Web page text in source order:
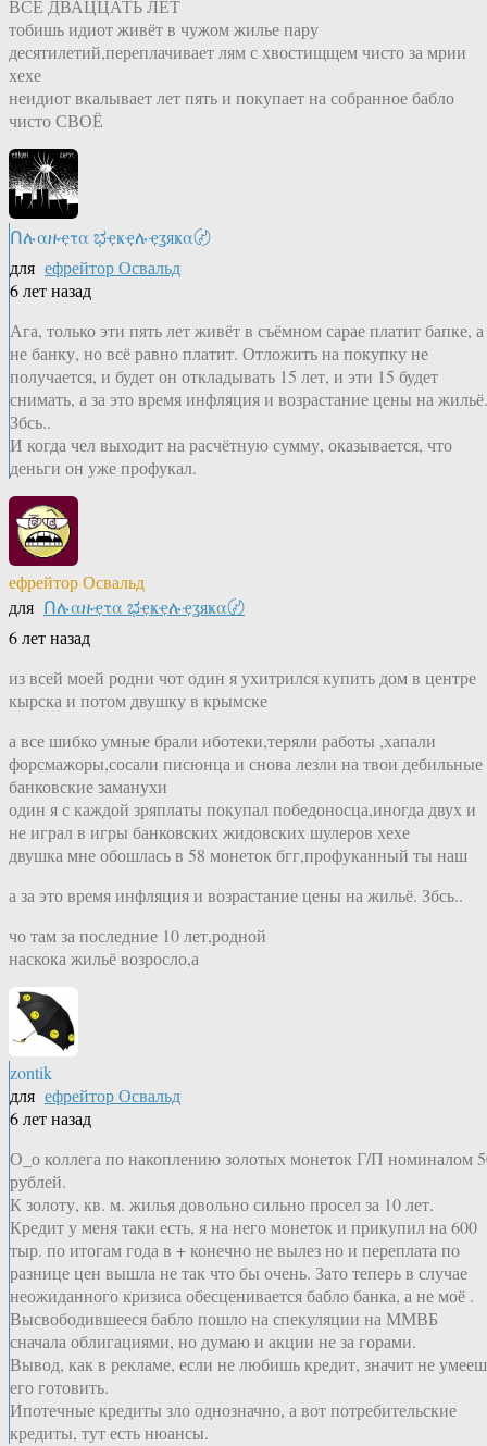
ВСЕ ДВАЦЦАТЬ ЛЕТ
тобишь идиот живёт в чужом жилье пару
десятилетий,переплачивает лям с хвостищщем чисто за мрии
хехе
неидиот вкалывает лет пять и покупает на собранное бабло
чисто СВОЁ
Ոሉαዙҿτα ಭҿҝҿሉҿʓяҝα〄
для ефрейтор Освальд
6 лет назад
Ага, только эти пять лет живёт в съёмном сарае платит бапке, а
не банку, но всё равно платит. Отложить на покупку не
получается, и будет он откладывать 15 лет, и эти 15 будет
снимать, а за это время инфляция и возрастание цены на жильё.
Збсь..
И когда чел выходит на расчётную сумму, оказывается, что
деньги он уже профукал.
ефрейтор Освальд
для Ոሉαዙҿτα ಭҿҝҿሉҿʓяҝα〄
6 лет назад
из всей моей родни чот один я ухитрился купить дом в центре
кырска и потом двушку в крымске
а все шибко умные брали иботеки,теряли работы ,хапали
форсмажоры,сосали писюнца и снова лезли на твои дебильные
банковские заманухи
один я с каждой зряплаты покупал победоносца,иногда двух и
не играл в игры банковских жидовских шулеров хехе
двушка мне обошлась в 58 монеток бгг,профуканный ты наш
а за это время инфляция и возрастание цены на жильё. Збсь..
чо там за последние 10 лет,родной
наскока жильё возросло,а
zontik
для ефрейтор Освальд
6 лет назад
О_о коллега по накоплению золотых монеток Г/П номиналом
рублей.
К золоту, кв. м. жилья довольно сильно просел за 10 лет.
Кредит у меня таки есть, я на него монеток и прикупил на 600
тыр. по итогам года в + конечно не вылез но и переплата по
разнице цен вышла не так что бы очень. Зато теперь в случае
неожиданного кризиса обесценивается бабло банка, а не моё .
Высвободившееся бабло пошло на спекуляции на ММВБ
сначала облигациями, но думаю и акции не за горами.
Вывод, как в рекламе, если не любишь кредит, значит не
его готовить.
Ипотечные кредиты зло однозначно, а вот потребительские
кредиты, тут есть нюансы.